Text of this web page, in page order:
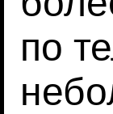
по